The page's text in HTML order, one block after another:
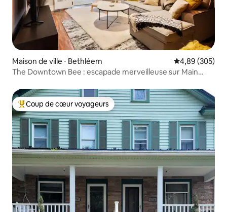
Maison de ville ⋅ Bethléem Évaluation
4,89 (305)
The Downtown Bee : escapade merveilleuse sur Main
Coups de cœur voyageurs les plus appréciés
Coup de cœur voyageurs